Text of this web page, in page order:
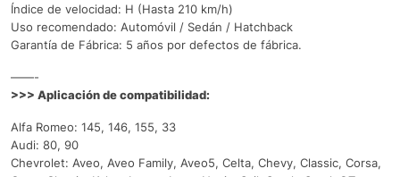
Índice de velocidad: H (Hasta 210 km/h)
Uso recomendado: Automóvil / Sedán / Hatchback
Garantía de Fábrica: 5 años por defectos de fábrica.
——-
>>> Aplicación de compatibilidad:
Alfa Romeo: 145, 146, 155, 33
Audi: 80, 90
Chevrolet: Aveo, Aveo Family, Aveo5, Celta, Chevy, Classic, Corsa,